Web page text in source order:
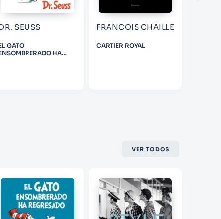
SEUSS
GATO
HA
FRANCOIS CHAILLE
CARTIER ROYAL
VER TODOS